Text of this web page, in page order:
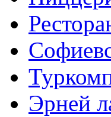
Эрней